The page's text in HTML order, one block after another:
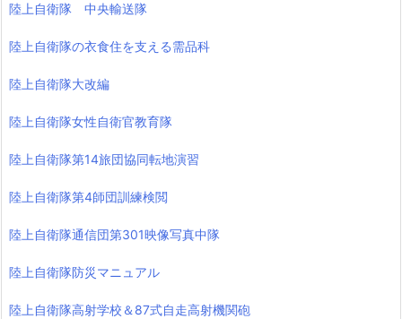
陸上自衛隊 中央輸送隊
陸上自衛隊の衣食住を支える需品科
陸上自衛隊大改編
陸上自衛隊女性自衛官教育隊
陸上自衛隊第14旅団協同転地演習
陸上自衛隊第4師団訓練検閲
陸上自衛隊通信団第301映像写真中隊
陸上自衛隊防災マニュアル
陸上自衛隊高射学校＆87式自走高射機関砲